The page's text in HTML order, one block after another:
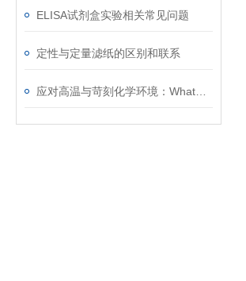
ELISA试剂盒实验相关常见问题
定性与定量滤纸的区别和联系